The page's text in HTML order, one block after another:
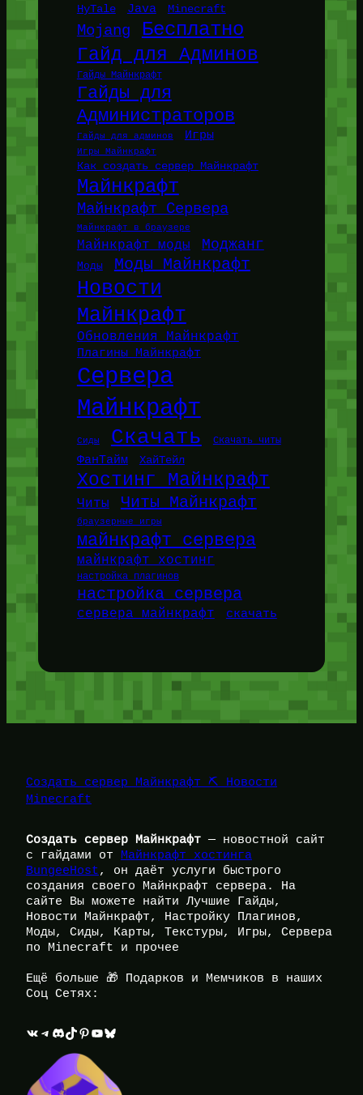
HyTale Java Minecraft
Mojang Бесплатно
Гайд для Админов
Гайды Майнкрафт
Гайды для
Администраторов
Гайды для админов Игры
Игры Майнкрафт
Как создать сервер Майнкрафт
Майнкрафт
Майнкрафт Сервера
Майнкрафт в браузере
Майнкрафт моды Моджанг
Моды Моды Майнкрафт
Новости
Майнкрафт
Обновления Майнкрафт
Плагины Майнкрафт
Сервера
Майнкрафт
Сиды Скачать Скачать читы
ФанТайм ХайТейл
Хостинг Майнкрафт
Читы Читы Майнкрафт
браузерные игры
майнкрафт сервера
майнкрафт хостинг
настройка плагинов
настройка сервера
сервера майнкрафт скачать
Создать сервер Майнкрафт ⛏️ Новости
Minecraft
Создать сервер Майнкрафт — новостной сайт
с гайдами от
Майнкрафт хостинга
BungeeHost, он даёт услуги быстрого
создания своего Майнкрафт сервера. На
сайте Вы можете найти Лучшие Гайды,
Новости Майнкрафт, Настройку Плагинов,
Моды, Сиды, Карты, Текстуры, Игры, Сервера
по Minecraft и прочее
Ещё больше 🎁 Подарков и Мемчиков в наших
Соц Сетях:
ВКонтакте Telegram Discord TikTok Pinterest YouTube Bluesky